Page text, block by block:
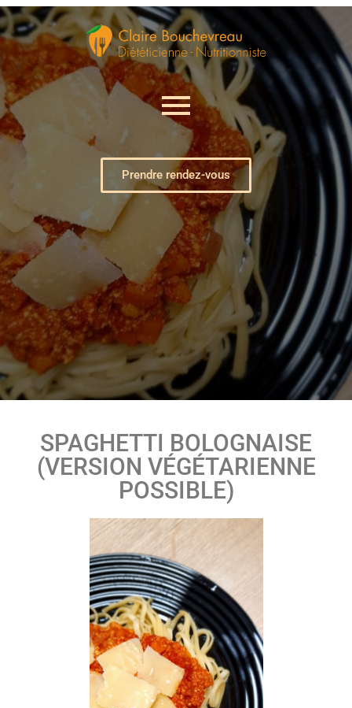
Prendre rendez-vous
SPAGHETTI BOLOGNAISE
(VERSION VÉGÉTARIENNE
POSSIBLE)